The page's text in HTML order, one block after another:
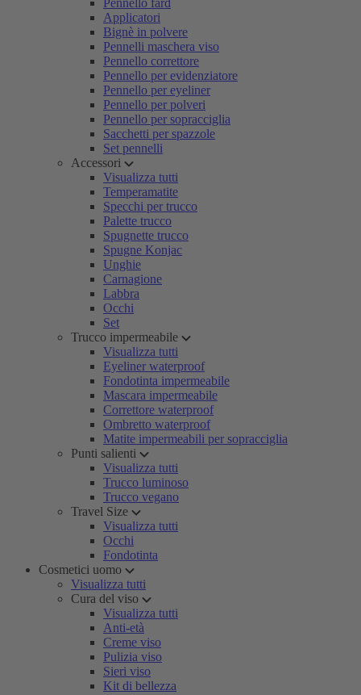
Pennello fard
Applicatori
Bignè in polvere
Pennelli maschera viso
Pennello correttore
Pennello per evidenziatore
Pennello per eyeliner
Pennello per polveri
Pennello per sopracciglia
Sacchetti per spazzole
Set pennelli
Accessori
Visualizza tutti
Temperamatite
Specchi per trucco
Palette trucco
Spugnette trucco
Spugne Konjac
Unghie
Carnagione
Labbra
Occhi
Set
Trucco impermeabile
Visualizza tutti
Eyeliner waterproof
Fondotinta impermeabile
Mascara impermeabile
Correttore waterproof
Ombretto waterproof
Matite impermeabili per sopracciglia
Punti salienti
Visualizza tutti
Trucco luminoso
Trucco vegano
Travel Size
Visualizza tutti
Occhi
Fondotinta
Cosmetici uomo
Visualizza tutti
Cura del viso
Visualizza tutti
Anti-età
Creme viso
Pulizia viso
Sieri viso
Kit di bellezza